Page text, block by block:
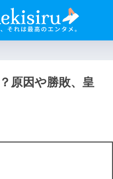
原因や勝敗、皇